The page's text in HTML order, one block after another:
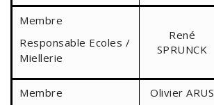
Membre
Responsable Ecoles /
Miellerie
René
SPRUNCK
Membre Olivier ARUS